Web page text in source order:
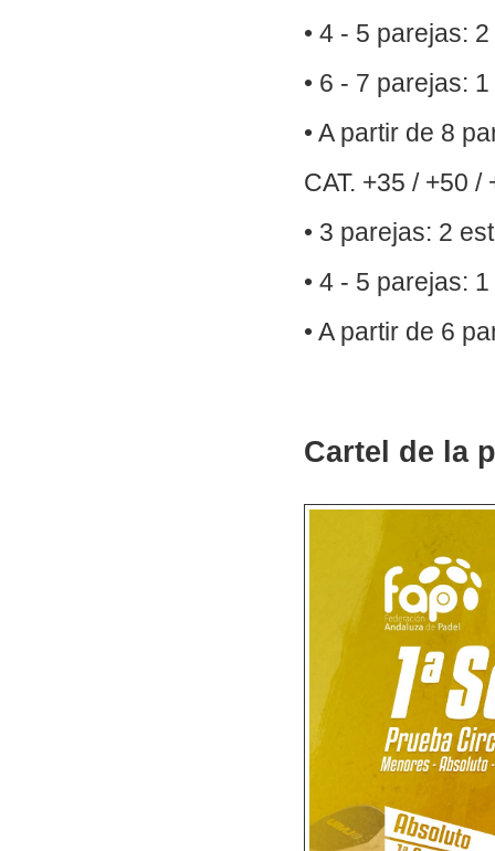
• 4 - 5 parejas:
• 6 - 7 parejas:
• A partir de 8
CAT. +35 / +50
• 3 parejas: 2
• 4 - 5 parejas:
• A partir de 6
Cartel de la